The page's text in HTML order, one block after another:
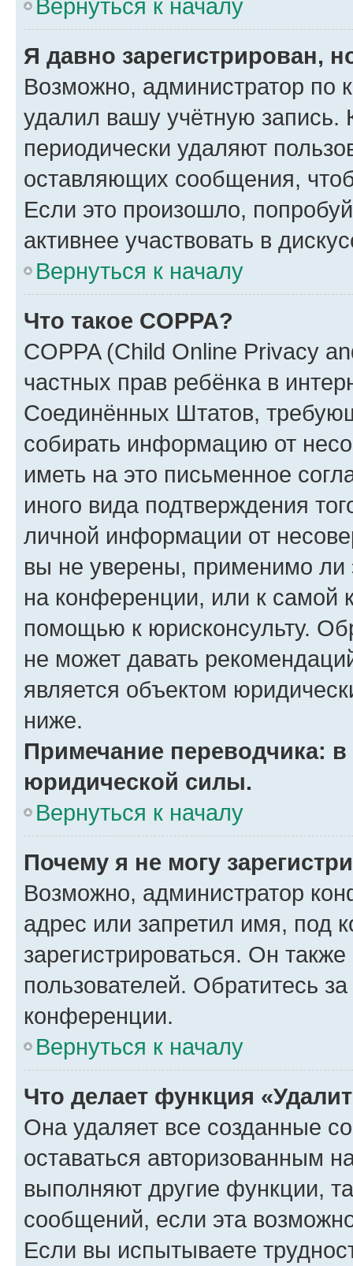
Вернуться к началу
Я давно зарегистрирован,
Возможно, администратор по
удалил вашу учётную запись.
периодически удаляют
оставляющих сообщения,
Если это произошло,
активнее участвовать в
Вернуться к началу
Что такое COPPA?
COPPA (Child Online Privacy
частных прав ребёнка в
Соединённых Штатов,
собирать информацию от
иметь на это письменное
иного вида подтверждения
личной информации от
вы не уверены, применимо ли
на конференции, или к самой
помощью к юрисконсульту.
не может давать
является объектом
ниже.
Примечание переводчика:
юридической силы.
Вернуться к началу
Почему я не могу
Возможно, администратор
адрес или запретил имя, под
зарегистрироваться. Он
пользователей. Обратитесь
конференции.
Вернуться к началу
Что делает функция
Она удаляет все созданные
оставаться авторизованным
выполняют другие функции,
сообщений, если эта
Если вы испытываете